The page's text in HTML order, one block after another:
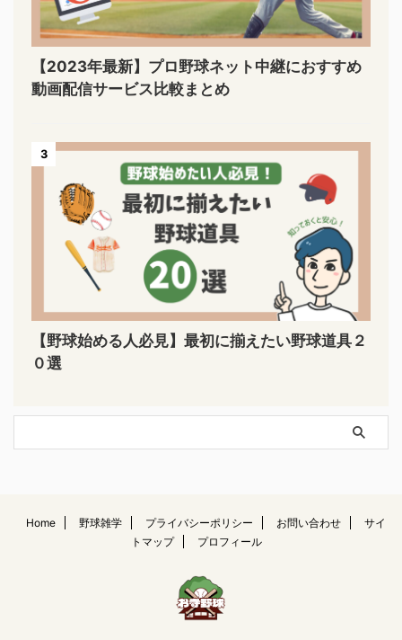
【2023年最新】プロ野球ネット中継におすすめ
動画配信サービス比較まとめ
3
【野球始める人必見】最初に揃えたい野球道具２
０選
Home 野球雑学 プライバシーポリシー お問い合わせ
サイ
トマップ
プロフィール